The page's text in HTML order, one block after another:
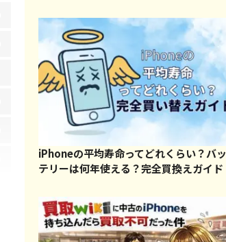
iPhoneの平均寿命ってどれくらい？バッ
テリーは何年使える？完全買換えガイド